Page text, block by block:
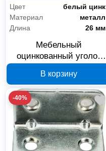
Цвет
белый цинк
Материал
металл
Длина
26 мм
Мебельный
оцинкованный уголок
71-0-026
В корзину
-40%